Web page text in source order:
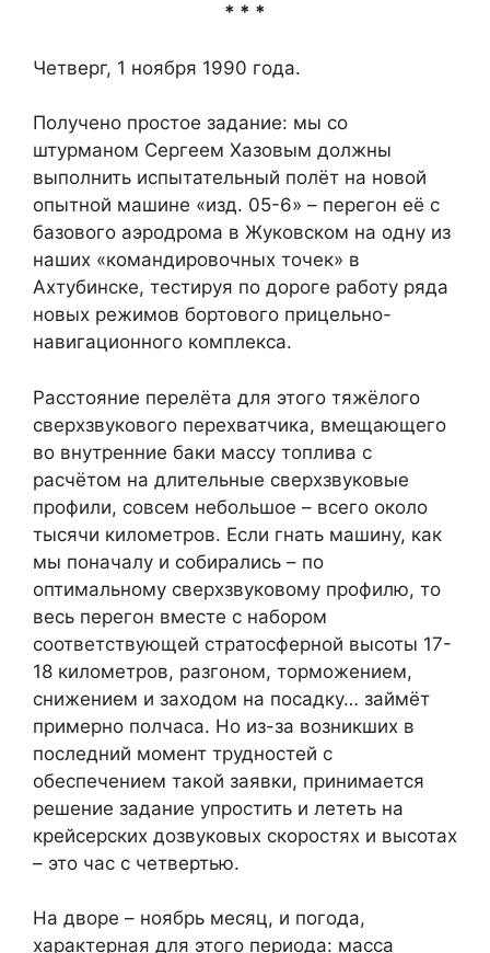
* * *
Четверг, 1 ноября 1990 года.
Получено простое задание: мы со
штурманом Сергеем Хазовым должны
выполнить испытательный полёт на новой
опытной машине «изд. 05-6» – перегон её с
базового аэродрома в Жуковском на одну из
наших «командировочных точек» в
Ахтубинске, тестируя по дороге работу ряда
новых режимов бортового прицельно-
навигационного комплекса.
Расстояние перелёта для этого тяжёлого
сверхзвукового перехватчика, вмещающего
во внутренние баки массу топлива с
расчётом на длительные сверхзвуковые
профили, совсем небольшое – всего около
тысячи километров. Если гнать машину, как
мы поначалу и собирались – по
оптимальному сверхзвуковому профилю, то
весь перегон вместе с набором
соответствующей стратосферной высоты 17-
18 километров, разгоном, торможением,
снижением и заходом на посадку… займёт
примерно полчаса. Но из-за возникших в
последний момент трудностей с
обеспечением такой заявки, принимается
решение задание упростить и лететь на
крейсерских дозвуковых скоростях и высотах
– это час с четвертью.
На дворе – ноябрь месяц, и погода,
характерная для этого периода: масса